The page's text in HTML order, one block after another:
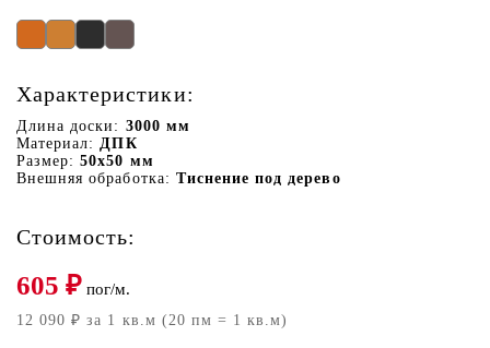
Характеристики:
Длина доски: 3000 мм
Материал: ДПК
Размер: 50х50 мм
Внешняя обработка: Тиснение под дерево
Стоимость:
605 ₽ пог/м.
12 090 ₽ за 1 кв.м (20 пм = 1 кв.м)